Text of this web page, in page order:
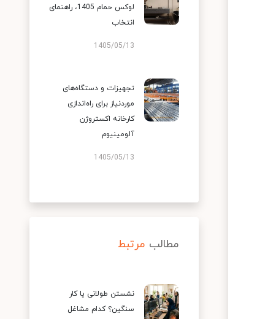
لوکس حمام 1405، راهنمای
انتخاب
1405/05/13
تجهیزات و دستگاه‌های
موردنیاز برای راه‌اندازی
کارخانه اکستروژن
آلومینیوم
1405/05/13
مطالب مرتبط
نشستن طولانی یا کار
سنگین؟ کدام مشاغل